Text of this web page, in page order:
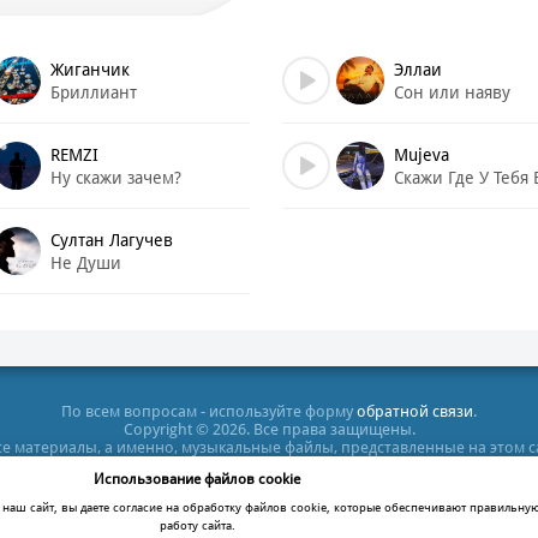
изнутри.
нет души, почему ты скажи,
Жиганчик
Бриллиант
Эллаи
Сон или наяву
REMZI
Ну скажи зачем?
Mujeva
Скажи Где У Тебя
Султан Лагучев
Не Души
По всем вопросам - используйте форму обратной связи.
Copyright © 2026. Все права защищены.
материалы, а именно, музыкальные файлы, представленные на этом
целях. Все права на них принадлежат их владельцам. После
диск или удалить этот файл, в противном случае Вы нарушаете
сайта не несет ответственности за противозаконные действия
Использование файлов cookie
сайт, вы даете согласие на обработку файлов cookie, которые обеспечивают
работу сайта.